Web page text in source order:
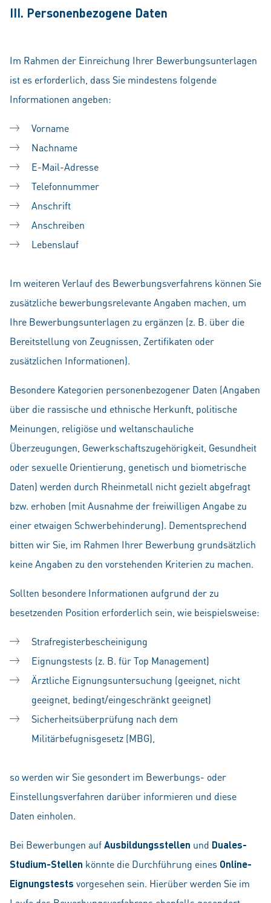
III. Personenbezogene Daten
Im Rahmen der Einreichung Ihrer Bewerbungsunterlagen
ist es erforderlich, dass Sie mindestens folgende
Informationen angeben:
Vorname
Nachname
E-Mail-Adresse
Telefonnummer
Anschrift
Anschreiben
Lebenslauf
Im weiteren Verlauf des Bewerbungsverfahrens können Sie
zusätzliche bewerbungsrelevante Angaben machen, um
Ihre Bewerbungsunterlagen zu ergänzen (z. B. über die
Bereitstellung von Zeugnissen, Zertifikaten oder
zusätzlichen Informationen).
Besondere Kategorien personenbezogener Daten (Angaben
über die rassische und ethnische Herkunft, politische
Meinungen, religiöse und weltanschauliche
Überzeugungen, Gewerkschaftszugehörigkeit, Gesundheit
oder sexuelle Orientierung, genetisch und biometrische
Daten) werden durch Rheinmetall nicht gezielt abgefragt
bzw. erhoben (mit Ausnahme der freiwilligen Angabe zu
einer etwaigen Schwerbehinderung). Dementsprechend
bitten wir Sie, im Rahmen Ihrer Bewerbung grundsätzlich
keine Angaben zu den vorstehenden Kriterien zu machen.
Sollten besondere Informationen aufgrund der zu
besetzenden Position erforderlich sein, wie beispielsweise:
Strafregisterbescheinigung
Eignungstests (z. B. für Top Management)
Ärztliche Eignungsuntersuchung (geeignet, nicht
geeignet, bedingt/eingeschränkt geeignet)
Sicherheitsüberprüfung nach dem
Militärbefugnisgesetz (MBG),
so werden wir Sie gesondert im Bewerbungs- oder
Einstellungsverfahren darüber informieren und diese
Daten einholen.
Bei Bewerbungen aufAusbildungsstellen und Duales-
Studium-Stellen könnte die Durchführung eines Online-
Eignungstests vorgesehen sein. Hierüber werden Sie im